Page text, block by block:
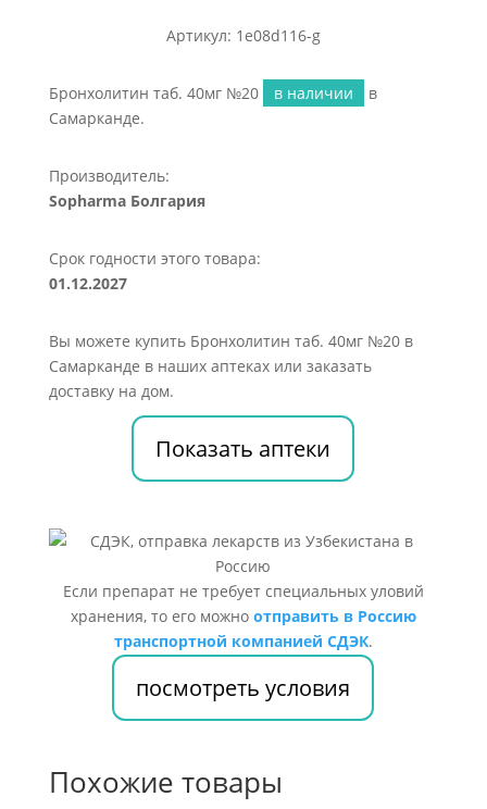
Артикул: 1e08d116-g
Бронхолитин таб. 40мг №20 в наличии
в
Самарканде.
Производитель:
Sopharma Болгария
Срок годности этого товара:
01.12.2027
Вы можете купить Бронхолитин таб. 40мг №20 в
Самарканде в наших аптеках или заказать
доставку на дом.
Показать аптеки
Если препарат не требует специальных уловий
хранения, то его можно отправить в Россию
транспортной компанией СДЭК.
посмотреть условия
Похожие товары